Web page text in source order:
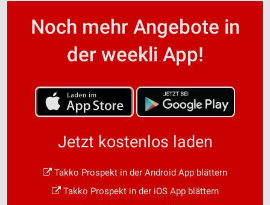
Noch mehr Angebote in
der weekli App!
Jetzt kostenlos laden
Takko Prospekt in der Android App blättern
Takko Prospekt in der iOS App blättern